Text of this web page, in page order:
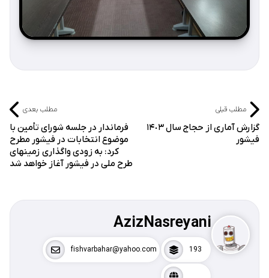
مطلب قبلی
گزارش آماری از حجاج سال ١۴٠٣
فیشور
مطلب بعدی
فرماندار در جلسه شورای تأمین با
موضوع انتخابات در فیشور مطرح
کرد: به زودی واگذاری زمینهای
طرح ملی در فیشور آغاز خواهد شد
AzizNasreyani
193
fishvarbahar@yahoo.com